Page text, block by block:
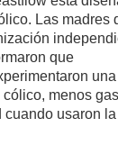
Las madres
que
menos
cuando usaron